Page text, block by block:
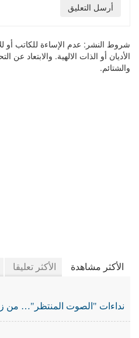
أرسل التعليق
شروط النشر: عدم الإساءة للكاتب
الأديان أو الذات الالهية. والابتعاد
والشتائم.
الأكثر مشاهدة الأكثر تعليقا
نداءات "الصوت المنتظر"… من